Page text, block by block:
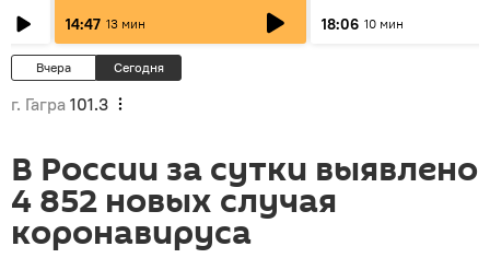
14:47 13 мин 18:06 10 мин
Вчера Сегодня
г. Гагра 101.3
В России за сутки выявлено
4 852 новых случая
коронавируса